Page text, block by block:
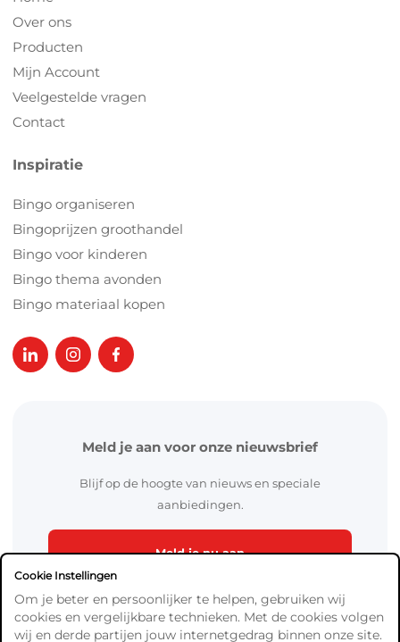
Over ons
Producten
Mijn Account
Veelgestelde vragen
Contact
Inspiratie
Bingo organiseren
Bingoprijzen groothandel
Bingo voor kinderen
Bingo thema avonden
Bingo materiaal kopen
Meld je aan voor onze nieuwsbrief
Blijf op de hoogte van nieuws en speciale
aanbiedingen.
Meld je nu aan
Cookie Instellingen
Om je beter en persoonlijker te helpen, gebruiken wij
cookies en vergelijkbare technieken. Met de cookies volgen
wij en derde partijen jouw internetgedrag binnen onze site.